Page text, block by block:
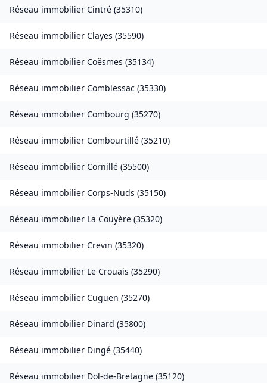
Réseau immobilier Cintré (35310)
Réseau immobilier Clayes (35590)
Réseau immobilier Coësmes (35134)
Réseau immobilier Comblessac (35330)
Réseau immobilier Combourg (35270)
Réseau immobilier Combourtillé (35210)
Réseau immobilier Cornillé (35500)
Réseau immobilier Corps-Nuds (35150)
Réseau immobilier La Couyère (35320)
Réseau immobilier Crevin (35320)
Réseau immobilier Le Crouais (35290)
Réseau immobilier Cuguen (35270)
Réseau immobilier Dinard (35800)
Réseau immobilier Dingé (35440)
Réseau immobilier Dol-de-Bretagne (35120)